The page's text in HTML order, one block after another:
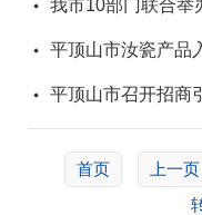
我市10部门联合举
平顶山市汝瓷产品
平顶山市召开招商
首页 上一页